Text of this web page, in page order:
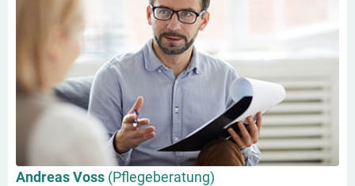
Andreas Voss (Pflegeberatung)